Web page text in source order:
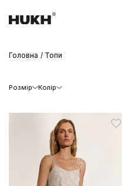
Головна Топи
Розмір Колір